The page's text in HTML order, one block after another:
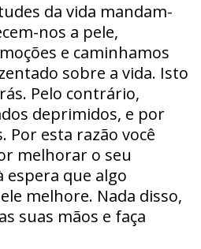
da vida mandam-
nos a pele,
e caminhamos
sobre a vida. Isto
Pelo contrário,
deprimidos, e por
Por esta razão você
melhorar o seu
espera que algo
melhore. Nada disso,
suas mãos e faça